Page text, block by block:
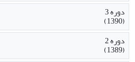
دوره 3
(1390)
دوره 2
(1389)